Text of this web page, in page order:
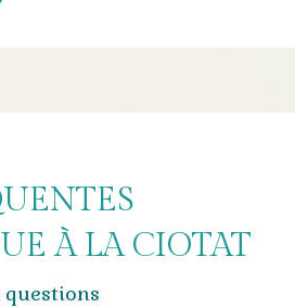
À LA CIOTAT
questions